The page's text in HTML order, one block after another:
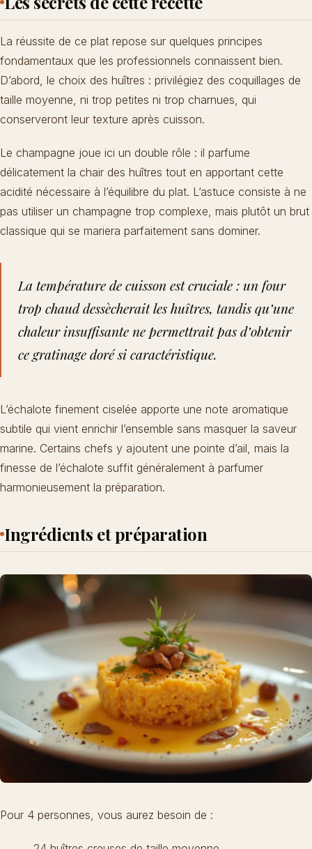
La réussite de ce plat repose sur quelques principes
fondamentaux que les professionnels connaissent bien.
D’abord, le choix des huîtres : privilégiez des coquillages de
taille moyenne, ni trop petites ni trop charnues, qui
conserveront leur texture après cuisson.
Le champagne joue ici un double rôle : il parfume
délicatement la chair des huîtres tout en apportant cette
acidité nécessaire à l’équilibre du plat. L’astuce consiste à ne
pas utiliser un champagne trop complexe, mais plutôt un brut
classique qui se mariera parfaitement sans dominer.
La température de cuisson est cruciale : un four
trop chaud dessècherait les huîtres, tandis qu’une
chaleur insuffisante ne permettrait pas d’obtenir
ce gratinage doré si caractéristique.
L’échalote finement ciselée apporte une note aromatique
subtile qui vient enrichir l’ensemble sans masquer la saveur
marine. Certains chefs y ajoutent une pointe d’ail, mais la
finesse de l’échalote suffit généralement à parfumer
harmonieusement la préparation.
Ingrédients et préparation
Pour 4 personnes, vous aurez besoin de :